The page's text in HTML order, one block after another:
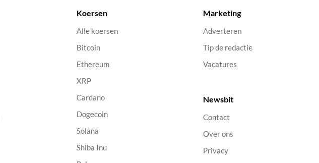
Koersen
Alle koersen
Bitcoin
Ethereum
XRP
Cardano
Dogecoin
Solana
Shiba Inu
Marketing
Adverteren
Tip de redactie
Vacatures
Newsbit
Contact
Over ons
Privacy